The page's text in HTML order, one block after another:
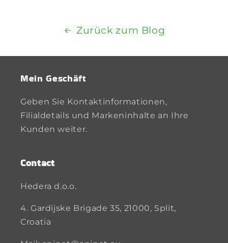
Zurück zum Blog
Mein Geschäft
Geben Sie Kontaktinformationen,
Filialdetails und Markeninhalte an Ihre
Kunden weiter.
Contact
Hedera d.o.o.
4. Gardijske Brigade 35, 21000, Split,
Croatia